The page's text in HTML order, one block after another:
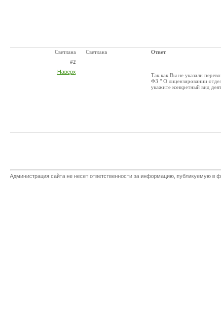
Светлана
#2
Наверх
Светлана Ответ
Так как Вы не указали
ФЗ " О лицензировании
укажите конкретный вид
Администрация сайта не несет ответственности за информацию, публикуемую